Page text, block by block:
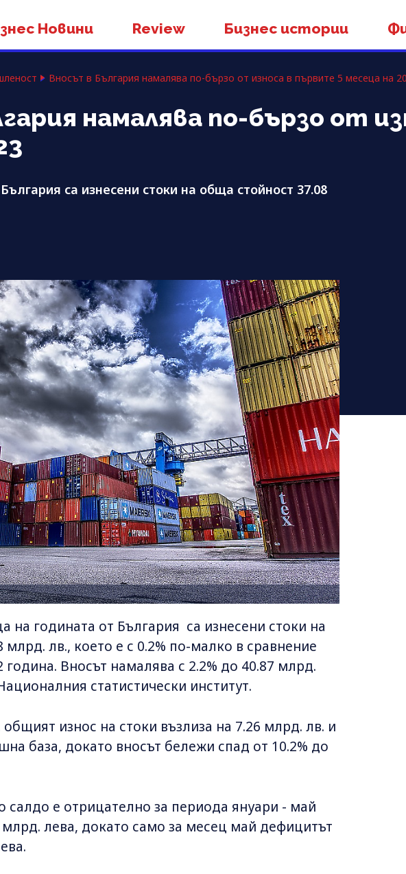
Новини Review Бизнес истории
Вносът в България намалява по-бързо от износа в първите 5 месеца на
намалява по-бързо от
са изнесени стоки на обща стойност 37.08
на годината от България са изнесени стоки на
млрд. лв., което е с 0.2% по-малко в сравнение
Вносът намалява с 2.2% до 40.87 млрд.
статистически институт.
износ на стоки възлиза на 7.26 млрд. лв. и
база, докато вносът бележи спад от 10.2% до
е отрицателно за периода януари - май
млрд. лева, докато само за месец май дефицитът